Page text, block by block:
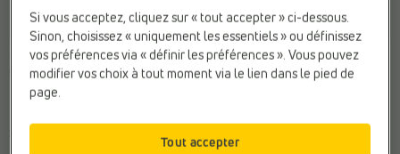
NU-PIEDS
Origin
Fermeture:
Sexe:
NU-PIEDS CASUAL
Rieker
Si vous acceptez, cliquez sur « tout accepter » ci-dessous.
Sinon, choisissez « uniquement les essentiels » ou définissez
vos préférences via « définir les préférences ». Vous pouvez
modifier vos choix à tout moment via le lien dans le pied de
page.
Tout accepter